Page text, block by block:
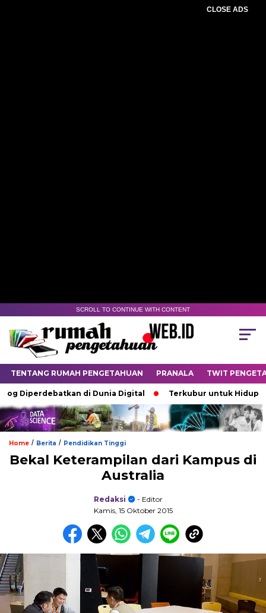
CLOSE ADS
SCROLL TO CONTINUE WITH CONTENT
TENTANG RUMAH PENGETAHUAN PRANALA TWIT
di Dunia Digital Terkubur untuk Hidup
Home / Berita / Pendidikan Tinggi
Bekal Keterampilan dari Kampus di
Australia
Redaksi
- Editor
Kamis, 15 Oktober 2015